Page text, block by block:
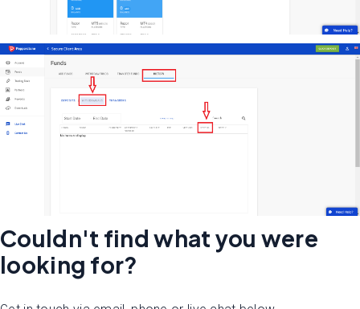
Couldn't find what you were
looking for?